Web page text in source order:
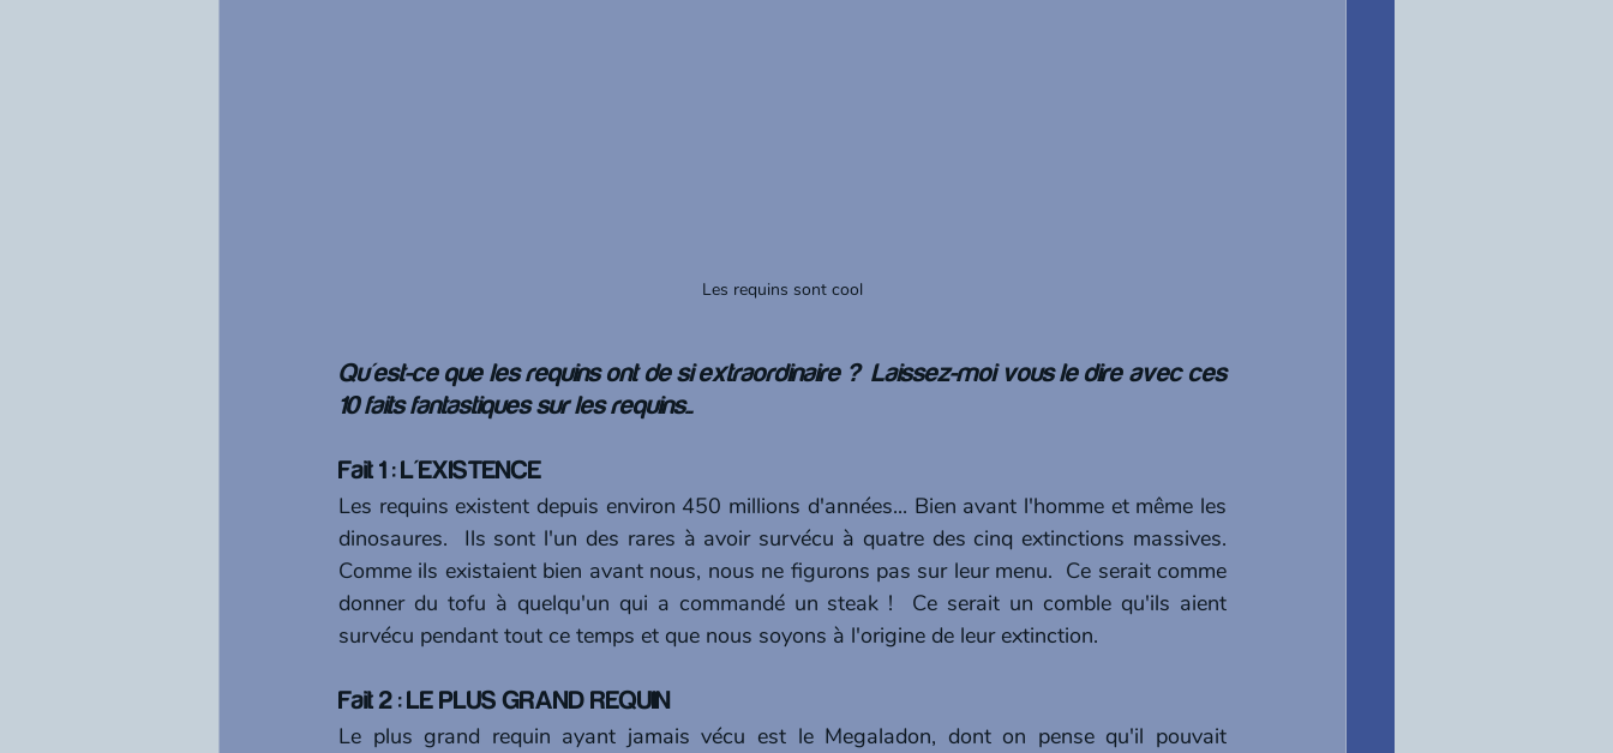
Les requins sont cool
Qu'est-ce que les requins ont de si extraordinaire ?  Laissez-moi vous le dire avec ces
10 faits fantastiques sur les requins...
Fait 1 : L'EXISTENCE
Les requins existent depuis environ 450 millions d'années... Bien avant l'homme et même les
dinosaures.  Ils sont l'un des rares à avoir survécu à quatre des cinq extinctions massives.
Comme ils existaient bien avant nous, nous ne figurons pas sur leur menu.  Ce serait comme
donner du tofu à quelqu'un qui a commandé un steak !  Ce serait un comble qu'ils aient
survécu pendant tout ce temps et que nous soyons à l'origine de leur extinction.
Fait 2 : LE PLUS GRAND REQUIN
Le plus grand requin ayant jamais vécu est le Megaladon, dont on pense qu'il pouvait